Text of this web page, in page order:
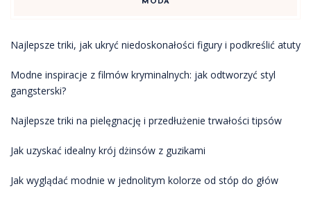
MODA
Najlepsze triki, jak ukryć niedoskonałości figury i podkreślić atuty
Modne inspiracje z filmów kryminalnych: jak odtworzyć styl
gangsterski?
Najlepsze triki na pielęgnację i przedłużenie trwałości tipsów
Jak uzyskać idealny krój dżinsów z guzikami
Jak wyglądać modnie w jednolitym kolorze od stóp do głów